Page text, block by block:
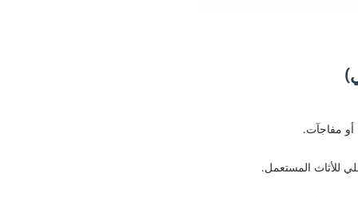
مفاجآت.
للأثاث المستعمل.